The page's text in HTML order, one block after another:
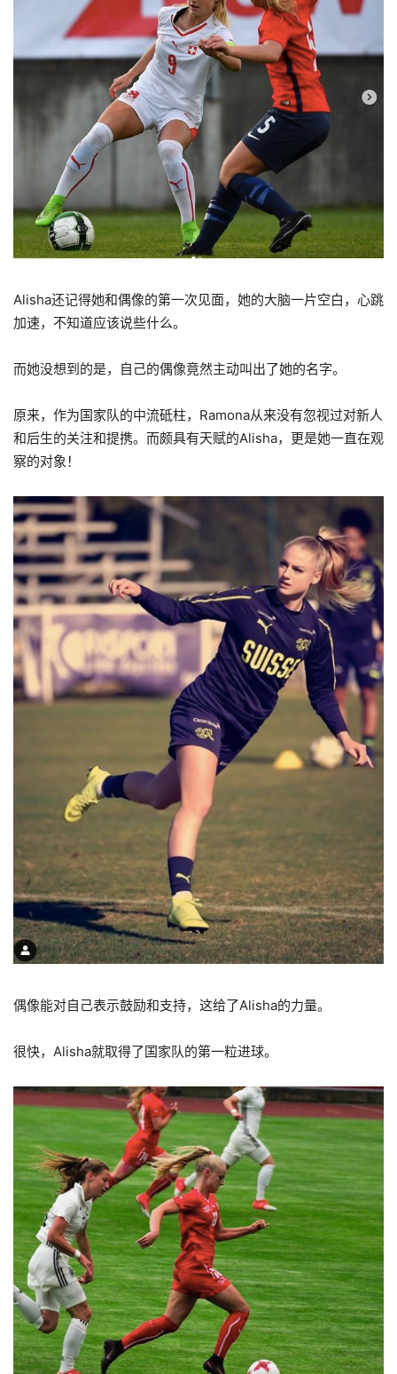
Alisha还记得她和偶像的第一次见面，她的大脑一片空白，心跳
加速，不知道应该说些什么。
而她没想到的是，自己的偶像竟然主动叫出了她的名字。
原来，作为国家队的中流砥柱，Ramona从来没有忽视过对新人
和后生的关注和提携。而颇具有天赋的Alisha，更是她一直在观
察的对象！
偶像能对自己表示鼓励和支持，这给了Alisha的力量。
很快，Alisha就取得了国家队的第一粒进球。